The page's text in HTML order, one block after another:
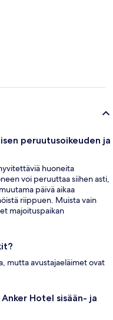
peruutusoikeuden ja
huoneita
voi peruuttaa siihen asti,
päivä aikaa
riippuen. Muista vain
majoituspaikan
mutta avustajaeläimet ovat
Hotel sisään- ja